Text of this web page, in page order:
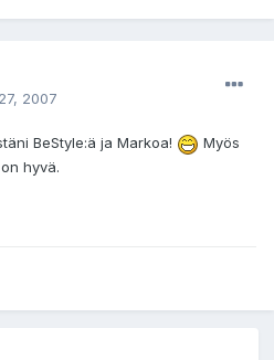
2007
BeStyle:ä ja Markoa!
Myös
hyvä.